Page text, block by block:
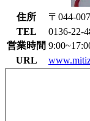
住所
〒044-
TEL
0136-22-
営業時間
URL